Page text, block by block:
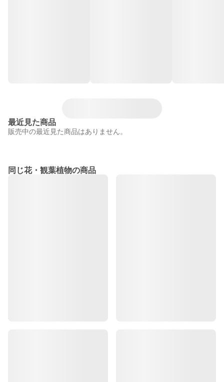
最近見た商品
販売中の最近見た商品はありません。
同じ花・観葉植物の商品